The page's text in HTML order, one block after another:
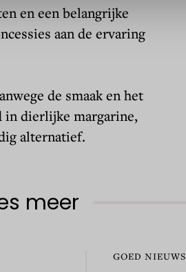
en een belangrijke
aan de ervaring
de smaak en het
in dierlijke margarine,
alternatief.
meer
GOED NIEUWS